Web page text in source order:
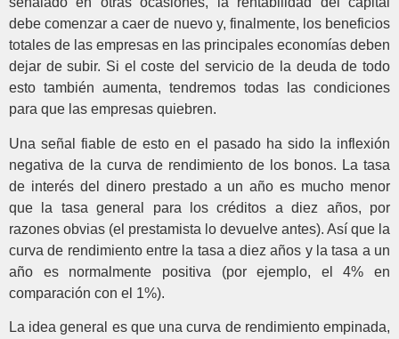
debe comenzar a caer de nuevo y, finalmente, los beneficios
totales de las empresas en las principales economías deben
dejar de subir. Si el coste del servicio de la deuda de todo
esto también aumenta, tendremos todas las condiciones
para que las empresas quiebren.
Una señal fiable de esto en el pasado ha sido la inflexión
negativa de la curva de rendimiento de los bonos. La tasa
de interés del dinero prestado a un año es mucho menor
que la tasa general para los créditos a diez años, por
razones obvias (el prestamista lo devuelve antes). Así que la
curva de rendimiento entre la tasa a diez años y la tasa a un
año es normalmente positiva (por ejemplo, el 4% en
comparación con el 1%).
La idea general es que una curva de rendimiento empinada,